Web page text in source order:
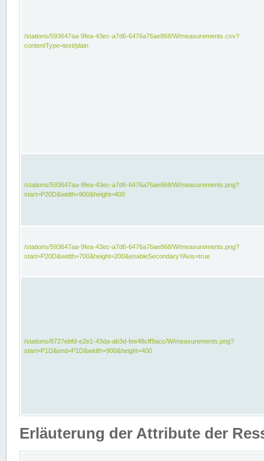
/stations/593647aa-9fea-43ec-a7d6-6476a76ae868/W/measurements.csv?
contentType=text/plain
/stations/593647aa-9fea-43ec-a7d6-6476a76ae868/W/measurements.png?
start=P20D&width=900&height=400
/stations/593647aa-9fea-43ec-a7d6-6476a76ae868/W/measurements.png?
start=P20D&width=700&height=200&enableSecondaryYAxis=true
/stations/8727ebfd-e2e1-43da-ab3d-fee48cff9acc/W/measurements.png?
start=P1D&end=P1D&width=900&height=400
Erläuterung der Attribute der